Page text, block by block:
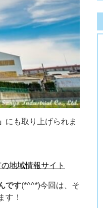
にも取り上げられま
地域情報サイト
です(*^^*)今回は、そ
す！